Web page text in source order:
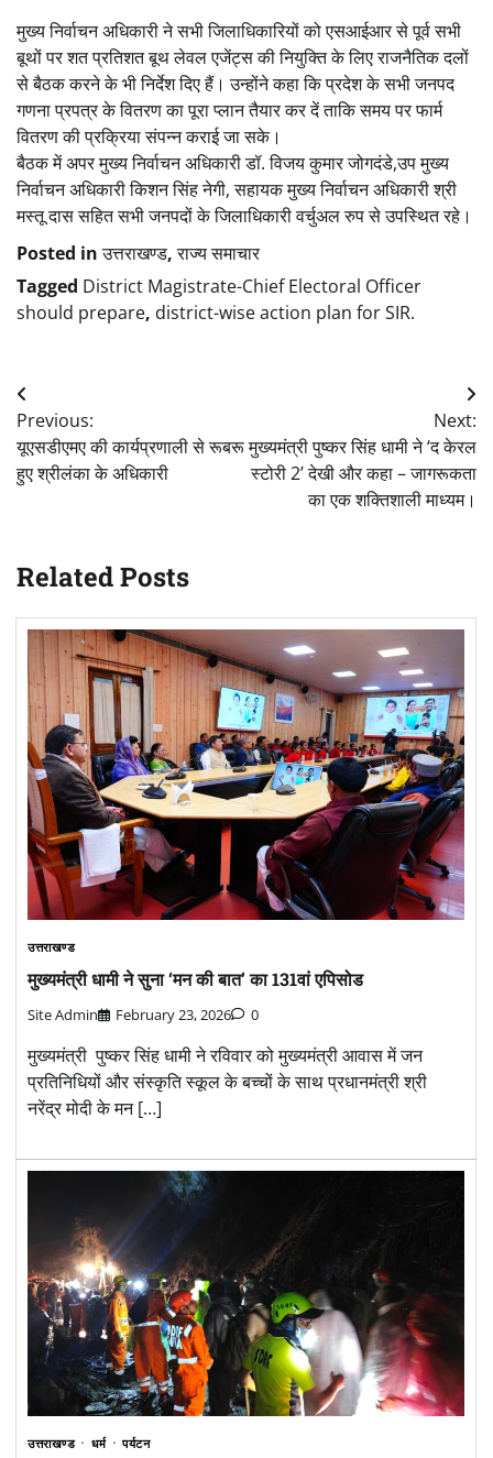
मुख्य निर्वाचन अधिकारी ने सभी जिलाधिकारियों को एसआईआर से पूर्व सभी
बूथों पर शत प्रतिशत बूथ लेवल एजेंट्स की नियुक्ति के लिए राजनैतिक दलों
से बैठक करने के भी निर्देश दिए हैं। उन्होंने कहा कि प्रदेश के सभी जनपद
गणना प्रपत्र के वितरण का पूरा प्लान तैयार कर दें ताकि समय पर फार्म
वितरण की प्रक्रिया संपन्न कराई जा सके।
बैठक में अपर मुख्य निर्वाचन अधिकारी डॉ. विजय कुमार जोगदंडे,उप मुख्य
निर्वाचन अधिकारी किशन सिंह नेगी, सहायक मुख्य निर्वाचन अधिकारी श्री
मस्तू दास सहित सभी जनपदों के जिलाधिकारी वर्चुअल रुप से उपस्थित रहे।
Posted inउत्तराखण्ड,राज्य समाचार
Tagged District Magistrate-Chief Electoral Officer
should prepare, district-wise action plan for SIR.
Post
navigation
Previous:
यूएसडीएमए की कार्यप्रणाली से रूबरू
हुए श्रीलंका के अधिकारी
Next:
मुख्यमंत्री पुष्कर सिंह धामी ने ‘द केरल
स्टोरी 2’ देखी और कहा – जागरूकता
का एक शक्तिशाली माध्यम।
Related Posts
उत्तराखण्ड
मुख्यमंत्री धामी ने सुना ‘मन की बात’ का 131वां एपिसोड
Site Admin February 23, 2026 0
मुख्यमंत्री पुष्कर सिंह धामी ने रविवार को मुख्यमंत्री आवास में जन
प्रतिनिधियों और संस्कृति स्कूल के बच्चों के साथ प्रधानमंत्री श्री
नरेंद्र मोदी के मन […]
उत्तराखण्ड धर्म पर्यटन